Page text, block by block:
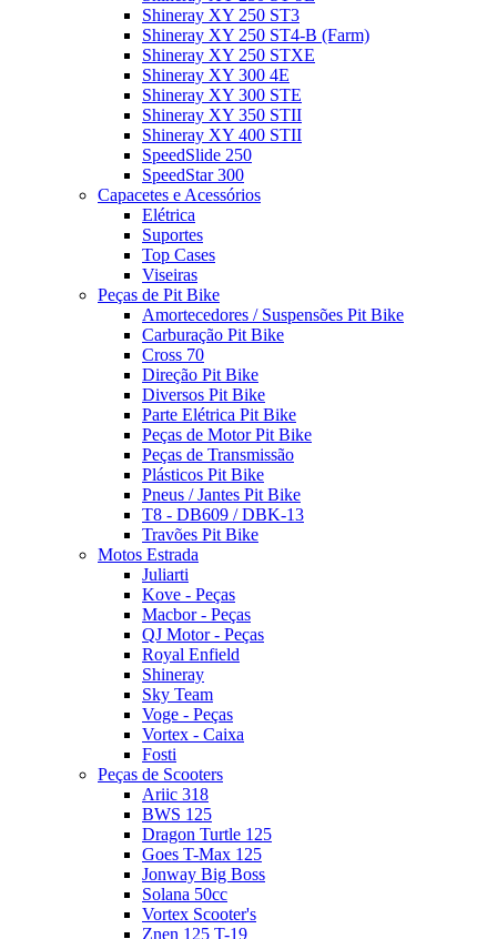
Shineray XY 250 ST3
Shineray XY 250 ST4-B (Farm)
Shineray XY 250 STXE
Shineray XY 300 4E
Shineray XY 300 STE
Shineray XY 350 STII
Shineray XY 400 STII
SpeedSlide 250
SpeedStar 300
Capacetes e Acessórios
Elétrica
Suportes
Top Cases
Viseiras
Peças de Pit Bike
Amortecedores / Suspensões Pit Bike
Carburação Pit Bike
Cross 70
Direção Pit Bike
Diversos Pit Bike
Parte Elétrica Pit Bike
Peças de Motor Pit Bike
Peças de Transmissão
Plásticos Pit Bike
Pneus / Jantes Pit Bike
T8 - DB609 / DBK-13
Travões Pit Bike
Motos Estrada
Juliarti
Kove - Peças
Macbor - Peças
QJ Motor - Peças
Royal Enfield
Shineray
Sky Team
Voge - Peças
Vortex - Caixa
Fosti
Peças de Scooters
Ariic 318
BWS 125
Dragon Turtle 125
Goes T-Max 125
Jonway Big Boss
Solana 50cc
Vortex Scooter's
Znen 125 T-19